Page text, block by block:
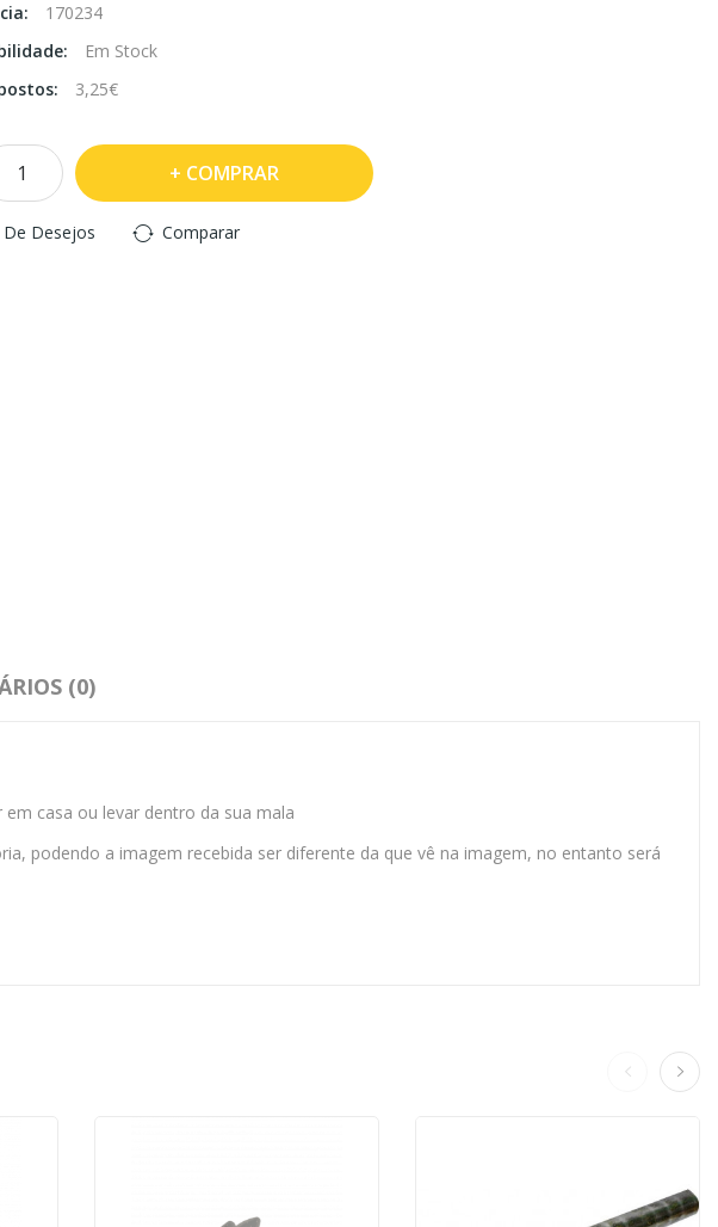
170234
Em Stock
3,25€
COMPRAR
De Desejos Comparar
(0)
casa ou levar dentro da sua mala
podendo a imagem recebida ser diferente da que vê na imagem, no entanto será